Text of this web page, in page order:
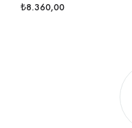
₺8.360,00